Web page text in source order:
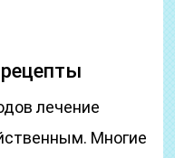
лечение
Многие